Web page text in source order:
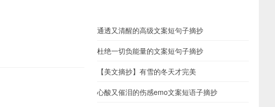
通透又清醒的高级文案短句子摘抄
杜绝一切负能量的文案短句子摘抄
【美文摘抄】有雪的冬天才完美
心酸又催泪的伤感emo文案短语子摘抄